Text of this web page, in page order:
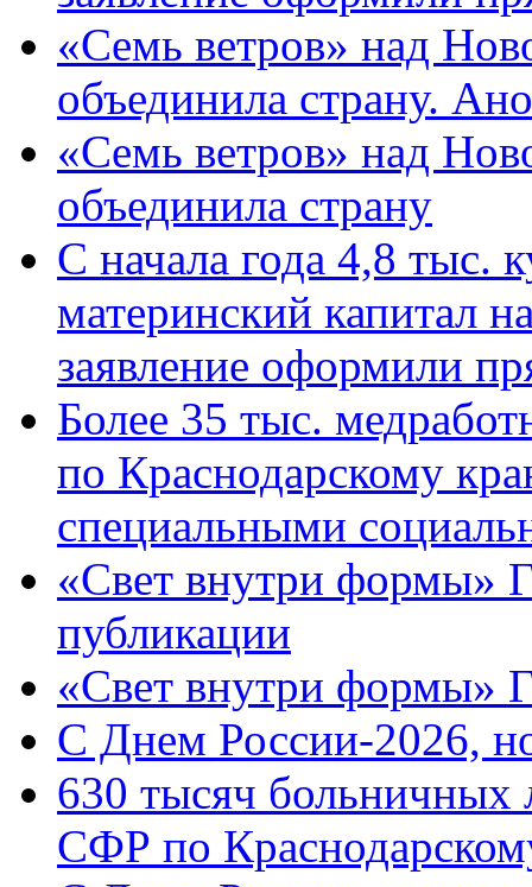
«Семь ветров» над
объединила страну.
«Семь ветров» над
объединила страну
С начала года 4,8 тыс.
материнский капитал
заявление оформили
Более 35 тыс.
по Краснодарскому
специальными
«Свет внутри формы»
публикации
«Свет внутри формы»
C Днем России-2026,
630 тысяч больничных
СФР по